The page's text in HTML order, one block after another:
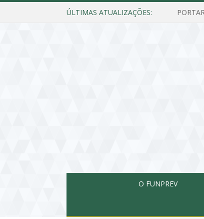
ÚLTIMAS ATUALIZAÇÕES:
O FUNPREV